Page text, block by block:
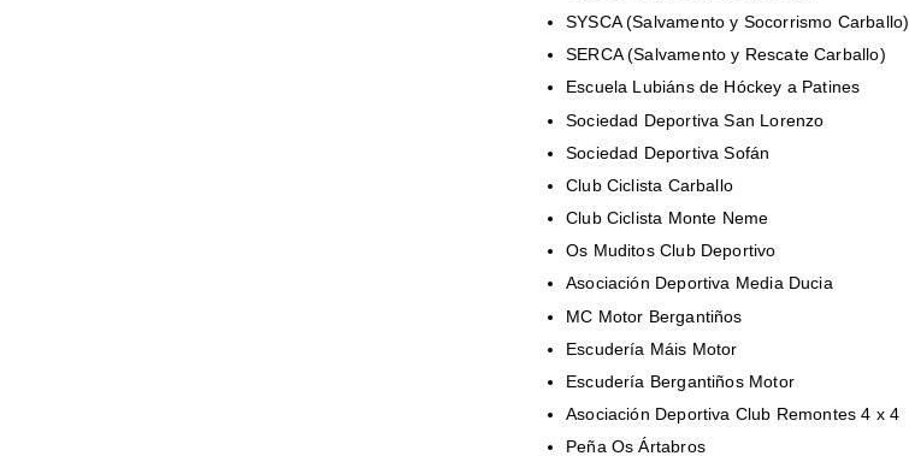
SYSCA (Salvamento y Socorrismo Carballo)
SERCA (Salvamento y Rescate Carballo)
Escuela Lubiáns de Hóckey a Patines
Sociedad Deportiva San Lorenzo
Sociedad Deportiva Sofán
Club Ciclista Carballo
Club Ciclista Monte Neme
Os Muditos Club Deportivo
Asociación Deportiva Media Ducia
MC Motor Bergantiños
Escudería Máis Motor
Escudería Bergantiños Motor
Asociación Deportiva Club Remontes 4 x 4
Peña Os Ártabros